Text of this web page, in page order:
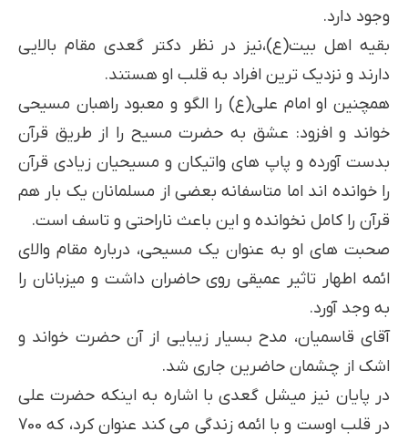
وجود دارد.
بقیه اهل بیت(ع)،نیز در نظر دکتر گعدی مقام بالایی
دارند و نزدیک ترین افراد به قلب او هستند.
همچنین او امام علی(ع) را الگو و معبود راهبان مسیحی
خواند و افزود: عشق به حضرت مسیح را از طریق قرآن
بدست آورده و پاپ های واتیکان و مسیحیان زیادی قرآن
را خوانده اند اما متاسفانه بعضی از مسلمانان یک بار هم
قرآن را کامل نخوانده و این باعث ناراحتی و تاسف است.
صحبت های او به عنوان یک مسیحی، درباره مقام والای
ائمه اطهار تاثیر عمیقی روی حاضران داشت و میزبانان را
به وجد آورد.
آقای قاسمیان، مدح بسیار زیبایی از آن حضرت خواند و
اشک از چشمان حاضرین جاری شد.
در پایان نیز میشل گعدی با اشاره به اینکه حضرت علی
در قلب اوست و با ائمه زندگی می کند عنوان کرد، که 700